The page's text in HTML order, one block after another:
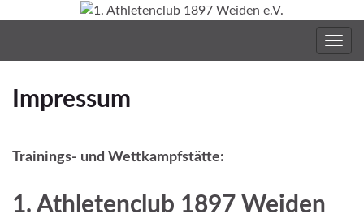
Impressum
Trainings- und Wettkampfstätte:
1. Athletenclub 1897 Weiden